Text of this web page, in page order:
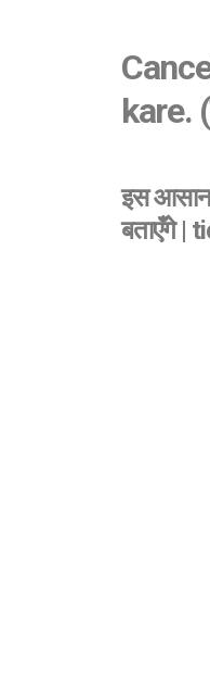
kare.
इस आसान
बताएँगे |